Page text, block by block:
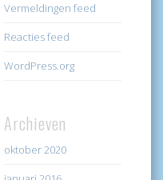
Vermeldingen feed
Reacties feed
WordPress.org
Archieven
oktober 2020